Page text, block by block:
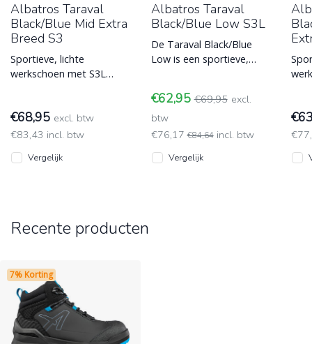
Albatros Taraval
Black/Blue Mid Extra
Breed S3
Sportieve, lichte
werkschoen met S3L
€68,95 excl. btw
€83,43 incl. btw
Vergelijk
Albatros Taraval
Black/Blue Low S3L
De Taraval Black/Blue
Low is een sportieve,
FLEXLITE
€62,95€69,95 excl.
btw
€76,17€84,64incl. btw
Vergelijk
Recente producten
7% Korting